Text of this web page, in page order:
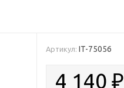
Артикул: IT-75056
4 140₽